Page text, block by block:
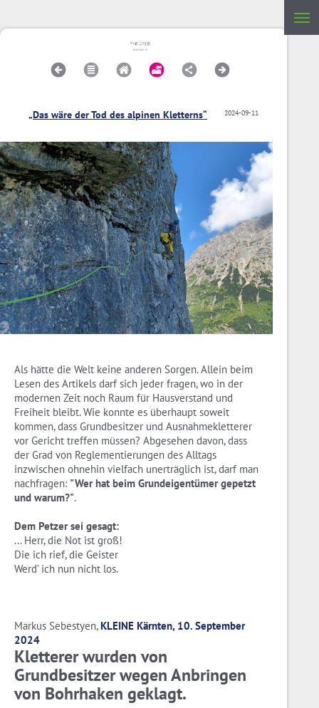
2024-09-11
„Das wäre der Tod des alpinen Kletterns“
Als hätte die Welt keine anderen Sorgen. Allein beim
Lesen des Artikels darf sich jeder fragen, wo in der
modernen Zeit noch Raum für Hausverstand und
Freiheit bleibt. Wie konnte es überhaupt soweit
kommen, dass Grundbesitzer und Ausnahmekletterer
vor Gericht treffen müssen? Abgesehen davon, dass
der Grad von Reglementierungen des Alltags
inzwischen ohnehin vielfach unerträglich ist, darf man
nachfragen: "Wer hat beim Grundeigentümer gepetzt
und warum?".
Dem Petzer sei gesagt:
... Herr, die Not ist groß!
Die ich rief, die Geister
Werd’ ich nun nicht los.
Markus Sebestyen, KLEINE Kärnten, 10. September
2024
Kletterer wurden von
Grundbesitzer wegen Anbringen
von Bohrhaken geklagt.